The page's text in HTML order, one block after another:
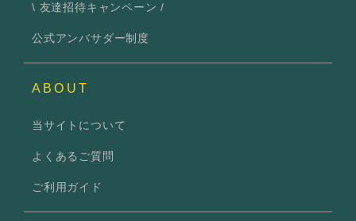
\ 友達招待キャンペーン /
公式アンバサダー制度
ABOUT
当サイトについて
よくあるご質問
ご利用ガイド